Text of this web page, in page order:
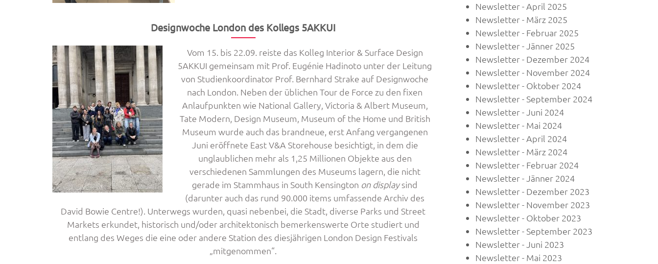
Design
Week“
Designwoche London des Kollegs 5AKKUI
Vom 15. bis 22.09. reiste das Kolleg Interior & Surface Design
5AKKUI gemeinsam mit Prof. Eugénie Hadinoto unter der Leitung
von Studienkoordinator Prof. Bernhard Strake auf Designwoche
nach London. Neben der üblichen Tour de Force zu den fixen
Anlaufpunkten wie National Gallery, Victoria & Albert Museum,
Tate Modern, Design Museum, Museum of the Home und British
Museum wurde auch das brandneue, erst Anfang vergangenen
Juni eröffnete East V&A Storehouse besichtigt, in dem die
unglaublichen mehr als 1,25 Millionen Objekte aus den
verschiedenen Sammlungen des Museums lagern, die nicht
gerade im Stammhaus in South Kensington on displaysind
(darunter auch das rund 90.000 items umfassende Archiv des
David Bowie Centre!). Unterwegs wurden, quasi nebenbei, die Stadt, diverse Parks und Street
Markets erkundet, historisch und/oder architektonisch bemerkenswerte Orte studiert und
entlang des Weges die eine oder andere Station des diesjährigen London Design Festivals
„mitgenommen“.
Newsletter - April 2025
Newsletter - März 2025
Newsletter - Februar 2025
Newsletter - Jänner 2025
Newsletter - Dezember 2024
Newsletter - November 2024
Newsletter - Oktober 2024
Newsletter - September 2024
Newsletter - Juni 2024
Newsletter - Mai 2024
Newsletter - April 2024
Newsletter - März 2024
Newsletter - Februar 2024
Newsletter - Jänner 2024
Newsletter - Dezember 2023
Newsletter - November 2023
Newsletter - Oktober 2023
Newsletter - September 2023
Newsletter - Juni 2023
Newsletter - Mai 2023